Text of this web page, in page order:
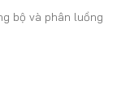
bộ và phân luồng